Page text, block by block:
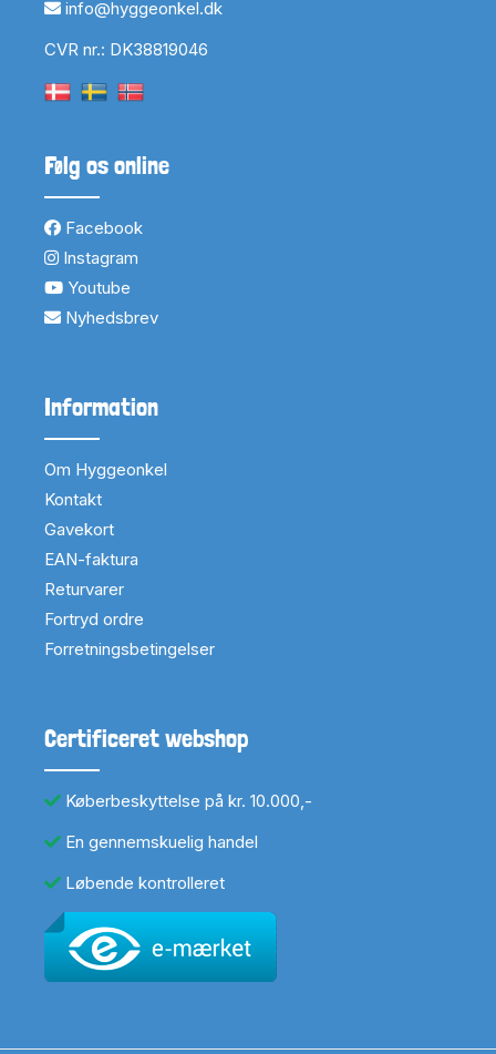
info@hyggeonkel.dk
CVR nr.: DK38819046
Følg os online
Facebook
Instagram
Youtube
Nyhedsbrev
Information
Om Hyggeonkel
Kontakt
Gavekort
EAN-faktura
Returvarer
Fortryd ordre
Forretningsbetingelser
Certificeret webshop
Køberbeskyttelse på kr. 10.000,-
En gennemskuelig handel
Løbende kontrolleret